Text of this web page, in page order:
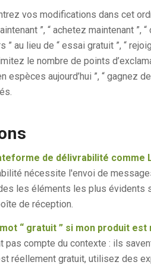
vos modifications dans cet
”, “ achetez maintenant
” au lieu de “ essai gratuit ”, “
le nombre de points
espèces aujourd’hui ”, “
de délivrabilité comme
nécessite l'envoi de
les éléments les plus évidents
de réception.
“ gratuit ” si mon produit
compte du contexte : ils
réellement gratuit, utilisez des